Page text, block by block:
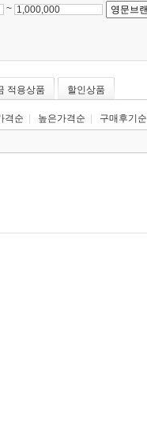
~
적용상품 할인상품
격순 높은가격순 구매후기순